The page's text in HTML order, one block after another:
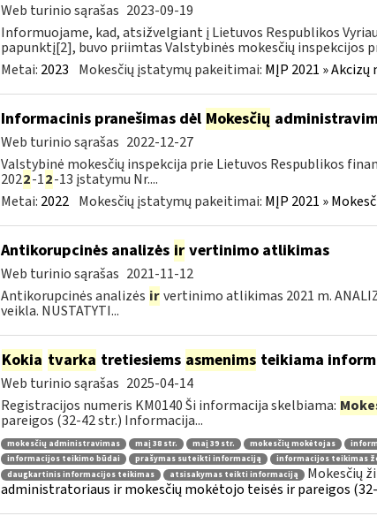
Web turinio sąrašas 2023-09-19
Informuojame, kad, atsižvelgiant į Lietuvos Respublikos
papunktį[2], buvo priimtas Valstybinės mokesčių inspekcijos
Metai: 2023 Mokesčių įstatymų pakeitimai: MĮP 2021 »
Informacinis pranešimas dėl Mokesčių
Web turinio sąrašas 2022-12-27
Valstybinė mokesčių inspekcija prie Lietuvos Respublikos
2022-12-13 įstatymu Nr....
Metai: 2022 Mokesčių įstatymų pakeitimai: MĮP 2021 »
Antikorupcinės analizės irvertinimo atlikimas
Web turinio sąrašas 2021-11-12
Antikorupcinės analizės ir vertinimo atlikimas 2021 m.
veikla. NUSTATYTI...
Kokia tvarka tretiesiems asmenims teikiama
Web turinio sąrašas 2025-04-14
Registracijos numeris KM0140 Ši informacija skelbiama:
pareigos (32-42 str.) Informacija...
mokesčių administravimas maį 38 str. maį 39 str. mokesčių mokėtojas
informacijos teikimo būdai
prašymas suteikti informaciją informacijos teikimas
daugkartinis informacijos teikimas
atsisakymas teikti informaciją Mokesčių
administratoriaus ir mokesčių mokėtojo teisės ir pareigos